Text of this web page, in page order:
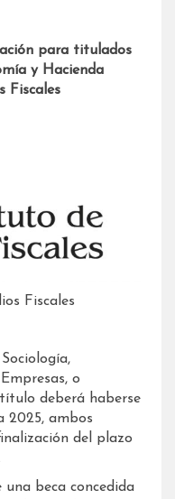
para titulados
y Hacienda
Fiscales
Fiscales
o
deberá haberse
2025, ambos
del plazo
beca concedida